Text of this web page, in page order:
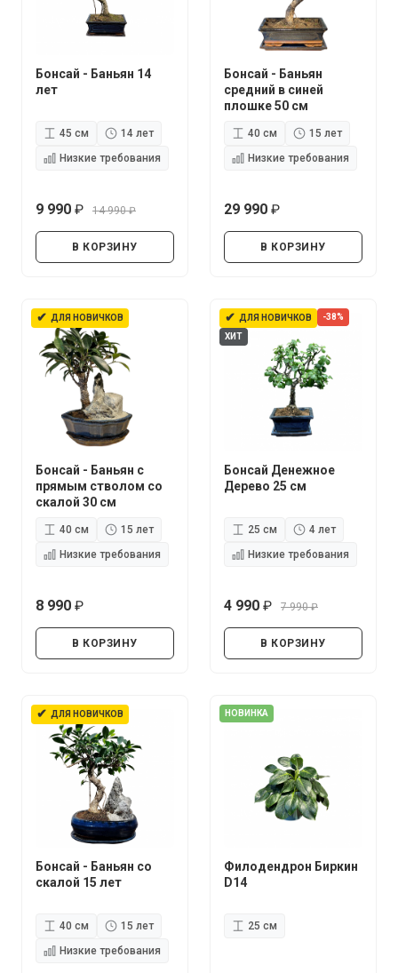
Бонсай - Баньян 14
лет
45 см
14 лет
Низкие требования
9 990
14 990
В КОРЗИНУ
Бонсай - Баньян
средний в синей
плошке 50 см
40 см
15 лет
Низкие требования
29 990
В КОРЗИНУ
✔ ДЛЯ НОВИЧКОВ
Бонсай - Баньян с
прямым стволом со
скалой 30 см
40 см
15 лет
Низкие требования
8 990
В КОРЗИНУ
✔ ДЛЯ НОВИЧКОВ
-38%
ХИТ
Бонсай Денежное
Дерево 25 см
25 см
4 лет
Низкие требования
4 990
7 990
В КОРЗИНУ
✔ ДЛЯ НОВИЧКОВ
Бонсай - Баньян со
скалой 15 лет
40 см
15 лет
Низкие требования
НОВИНКА
Филодендрон Биркин
D14
25 см